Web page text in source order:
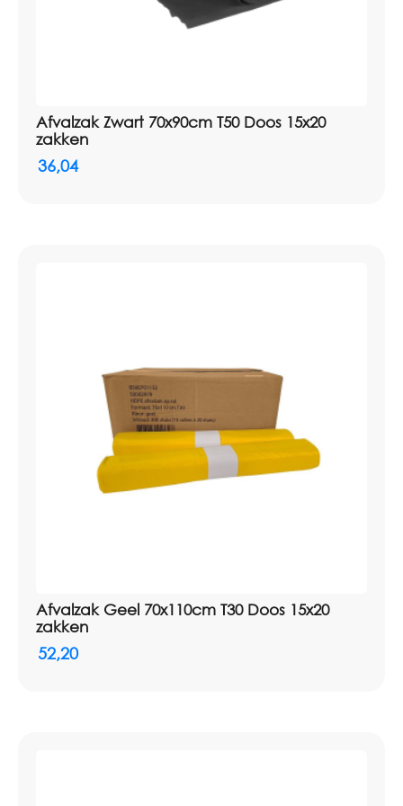
Afvalzak Zwart 70x90cm T50 Doos 15x20
zakken
36,04
Afvalzak Geel 70x110cm T30 Doos 15x20
zakken
52,20